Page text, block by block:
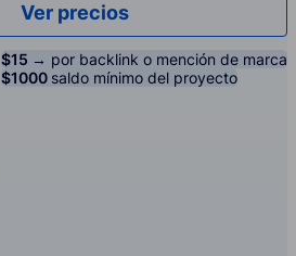
Ver precios
$15 → por backlink o mención de marca
$1000 saldo mínimo del proyecto